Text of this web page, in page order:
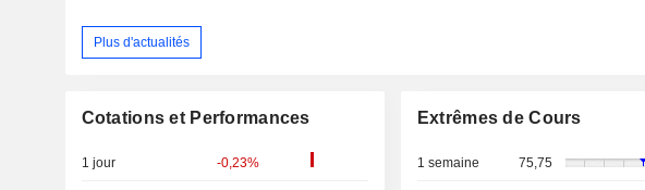
Plus d'actualités
Cotations et Performances
1 jour -0,23%
Extrêmes de Cours
1 semaine 75,75